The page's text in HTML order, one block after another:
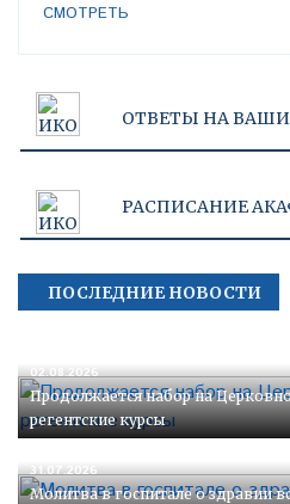
СМОТРЕТЬ
ОТВЕТЫ НА
РАСПИСАНИЕ
ПОСЛЕДНИЕ НОВОСТИ
02.08.2026
Продолжается набор на
регентские курсы
31.07.2026
Молитва в госпитале о здравии